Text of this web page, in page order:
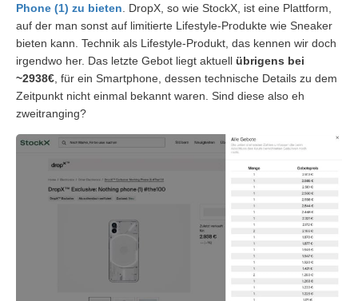
Phone (1) zu bieten . DropX, so wie StockX, ist eine Plattform,
auf der man sonst auf limitierte Lifestyle-Produkte wie Sneaker
bieten kann. Technik als Lifestyle-Produkt, das kennen wir doch
irgendwo her. Das letzte Gebot liegt aktuell übrigens bei
~2938€ , für ein Smartphone, dessen technische Details zu dem
Zeitpunkt nicht einmal bekannt waren. Sind diese also eh
zweitranging?